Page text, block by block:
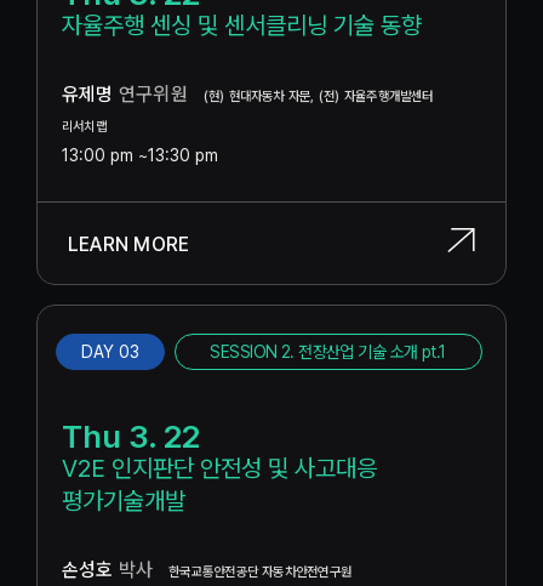
자율주행 센싱 및 센서클리닝 기술 동향
유제명 연구위원
(현) 현대자동차 자문, (전) 자율주행개발센터
리서치랩
13:00 pm ~13:30 pm
LEARN MORE
DAY 03 SESSION 2. 전장산업 기술 소개 pt.1
Thu 3. 22
V2E 인지판단 안전성 및 사고대응
평가기술개발
손성호 박사 한국교통안전공단 자동차안전연구원